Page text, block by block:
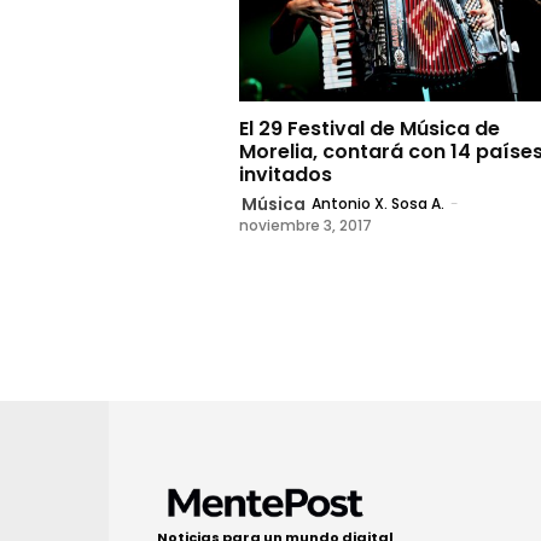
El 29 Festival de Música de
Morelia, contará con 14
invitados
Música Antonio X. Sosa A. -
noviembre 3, 2017